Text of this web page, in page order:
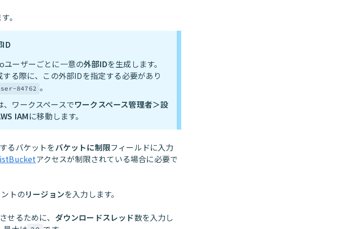
。
ID
ーザーごとに一意の外部IDを生成します。
る際に、この外部IDを指定する必要があり
84762 。
ワークスペースでワークスペース管理者＞設
IAMに移動します。
るバケットをバケットに制限フィールドに入力
アクセスが制限されている場合に必要で
トのリージョンを入力します。
せるために、 ダウンロードスレッド数を入力し